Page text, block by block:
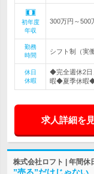
初年度
年収
300万円～500
勤務
時間
シフト制（実
休日
休暇
◆完全週休2日
暇◆夏季休暇
求人詳細を
株式会社ロフト | 年間休